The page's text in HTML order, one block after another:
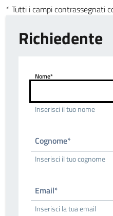
* Tutti i campi contrassegnati
Richiedente
Nome*
Inserisci il tuo nome
Cognome*
Inserisci il tuo cognome
Email*
Inserisci la tua email